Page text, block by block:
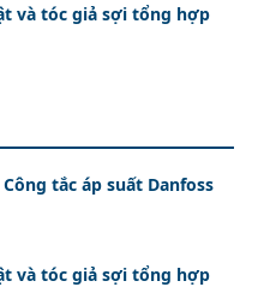
và tóc giả sợi tổng hợp
tắc áp suất Danfoss
và tóc giả sợi tổng hợp